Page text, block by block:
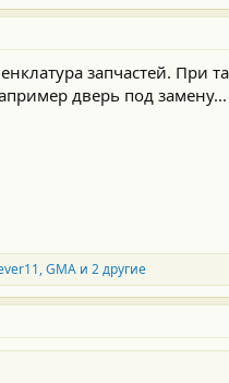
запчастей. При
дверь под замену...
,GMAи 2 другие